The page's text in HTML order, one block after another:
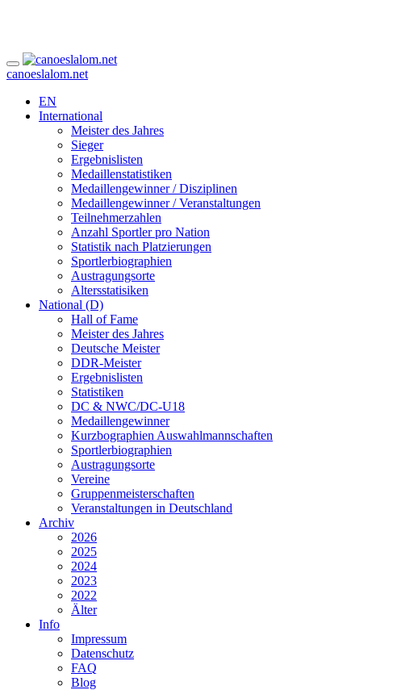
canoeslalom.net
EN
International
Meister des Jahres
Sieger
Ergebnislisten
Medaillenstatistiken
Medaillengewinner / Disziplinen
Medaillengewinner / Veranstaltungen
Teilnehmerzahlen
Anzahl Sportler pro Nation
Statistik nach Platzierungen
Sportlerbiographien
Austragungsorte
Altersstatisiken
National (D)
Hall of Fame
Meister des Jahres
Deutsche Meister
DDR-Meister
Ergebnislisten
Statistiken
DC & NWC/DC-U18
Medaillengewinner
Kurzbographien Auswahlmannschaften
Sportlerbiographien
Austragungsorte
Vereine
Gruppenmeisterschaften
Veranstaltungen in Deutschland
Archiv
2026
2025
2024
2023
2022
Älter
Info
Impressum
Datenschutz
FAQ
Blog